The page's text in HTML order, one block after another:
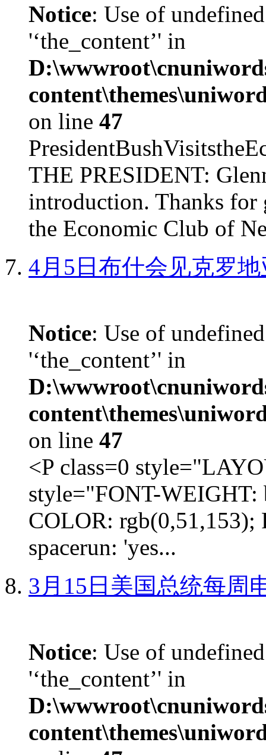
Notice: Use of
'‘the_content’' in
on line 47
THE PRESIDENT:
introduction. Thanks for
the Economic Club of
4月5日布什会见克罗
Notice: Use of
'‘the_content’' in
on line 47
<P class=0
style="FONT-
COLOR:
spacerun: 'yes...
3月15日美国总统每周
Notice: Use of
'‘the_content’' in